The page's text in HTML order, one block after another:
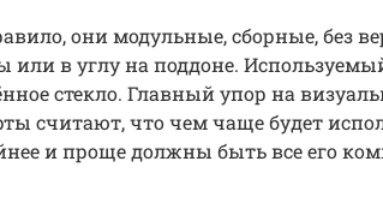
они модульные, сборные, без
или в углу на поддоне.
стекло. Главный упор на
считают, что чем чаще будет
и проще должны быть все его